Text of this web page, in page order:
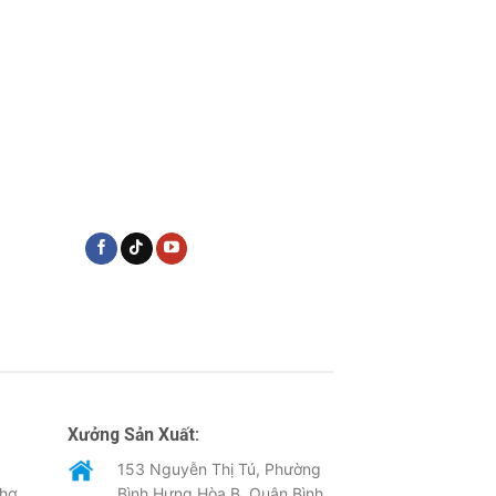
Xưởng Sản Xuất:
153 Nguyễn Thị Tú, Phường